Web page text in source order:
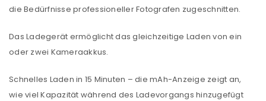
die Bedürfnisse professioneller Fotografen zugeschnitten.
Das Ladegerät ermöglicht das gleichzeitige Laden von ein
oder zwei Kameraakkus.
Schnelles Laden in 15 Minuten – die mAh-Anzeige zeigt an,
wie viel Kapazität während des Ladevorgangs hinzugefügt